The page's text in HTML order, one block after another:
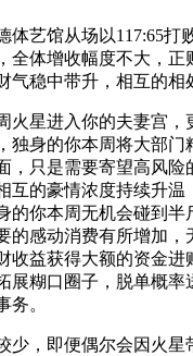
艺馆从场以117:65打
全体增收幅度不大，正
气稳中带升，相互的相
星进入你的夫妻宫，
独身的你本周将大部门
，只是需要寄望高风险
互的豪情浓度持续升温
的你本周无机会碰到半
的感动消费有所增加，
收益获得大额的资金进
展糊口圈子，脱单概率
务。
，即便偶尔会因火星